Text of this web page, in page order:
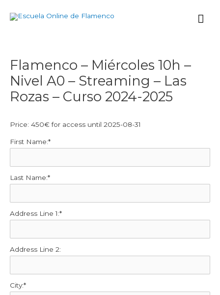
Flamenco – Miércoles 10h –
Nivel A0 – Streaming – Las
Rozas – Curso 2024-2025
Price: 450€ for access until 2025-08-31
First Name:*
Last Name:*
Address Line 1:*
Address Line 2:
City:*
de
entradas